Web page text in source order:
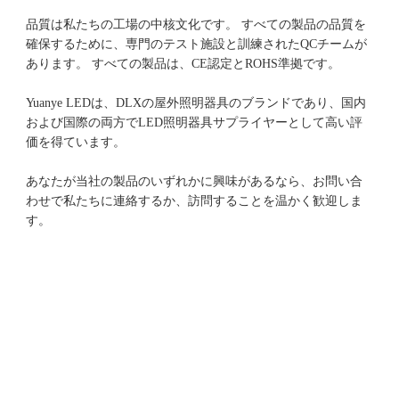
品質は私たちの工場の中核文化です。 すべての製品の品質を
確保するために、専門のテスト施設と訓練されたQCチームが
Yuanye LEDは、DLXの屋外照明器具のブランドであり、国内
および国際の両方でLED照明器具サプライヤーとして高い評
あなたが当社の製品のいずれかに興味があるなら、お問い合
わせで私たちに連絡するか、訪問することを温かく歓迎しま